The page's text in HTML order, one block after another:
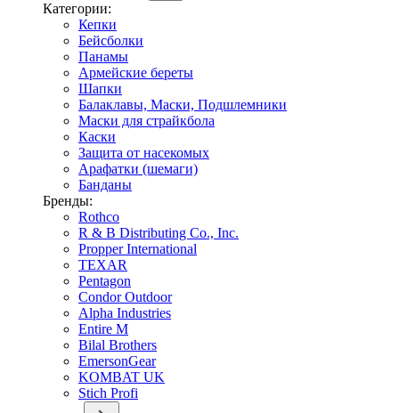
Категории:
Кепки
Бейсболки
Панамы
Армейские береты
Шапки
Балаклавы, Маски, Подшлемники
Маски для страйкбола
Каски
Защита от насекомых
Арафатки (шемаги)
Банданы
Бренды:
Rothco
R & B Distributing Co., Inc.
Propper International
TEXAR
Pentagon
Condor Outdoor
Alpha Industries
Entire M
Bilal Brothers
EmersonGear
KOMBAT UK
Stich Profi